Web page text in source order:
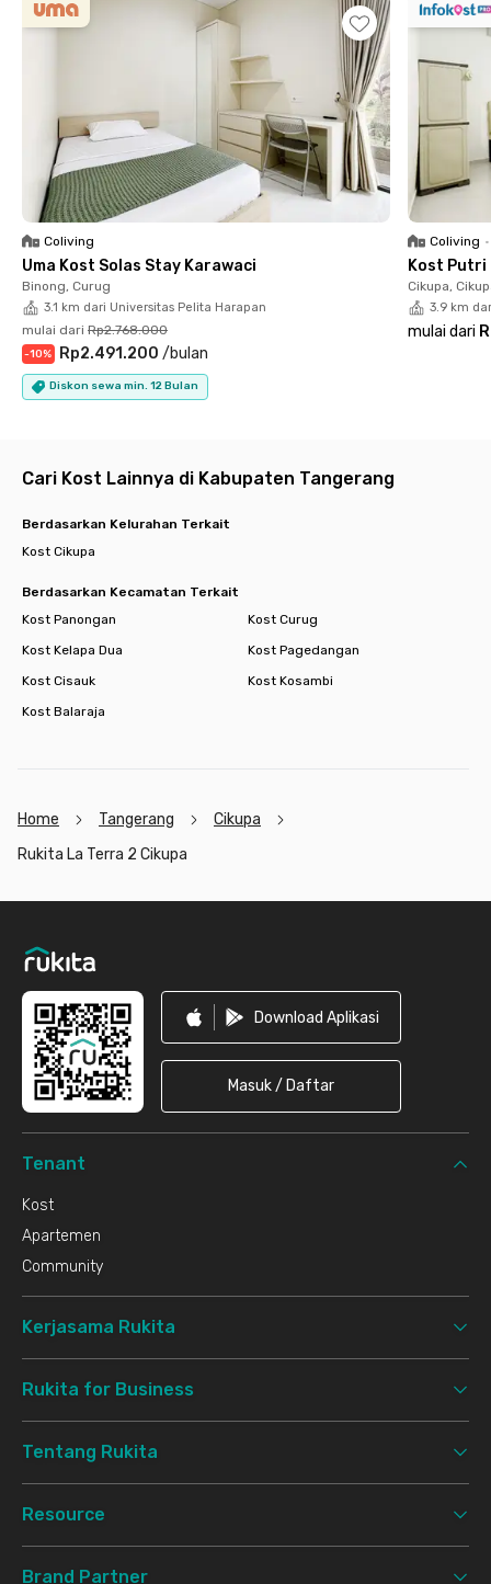
jadi lebih cepat.
Lingkungan sekitar kost eksklusif Tangerang ini tenang karena
berada di area perumahan, membuatmu bisa fokus
beristirahat setelah aktivitas sehari-hari. Setiap kamar di
Rukita La Terra 2 Cikupa dilengkapi jendela dengan
pemandangan luar atau dalam, AC, serta kamar mandi pribadi
dengan shower, wastafel, dan water heater.
Fasilitas bersama juga sangat lengkap, termasuk dapur,
kitchen set, kulkas, dispenser, hingga area parkir untuk
penghuni yang membawa kendaraan pribadi. Meski harga sewa
belum termasuk listrik, kost Cikupa Tangerang ini tetap
tergolong terjangkau dan nyaman untuk jangka panjang.
Segera booking kamar favoritmu di Rukita La Terra 2 Cikupa
secara online sekarang juga, sebelum unitnya habis!
Coliving
Uma Kost Solas Stay Karawaci
Binong, Curug
3.1 km dari Universitas Pelita Harapan
mulai dari Rp2.768.000
-10% Rp2.491.200 /bulan
Diskon sewa min. 12 Bulan
Coliving •
Kost Putri
Cikupa,
3.9 km
mulai dari
Cari Kost Lainnya di Kabupaten Tangerang
Berdasarkan Kelurahan Terkait
Kost Cikupa
Berdasarkan Kecamatan Terkait
Kost Panongan
Kost Curug
Kost Kelapa Dua
Kost Pagedangan
Kost Cisauk
Kost Kosambi
Kost Balaraja
Home Tangerang
Cikupa
Rukita La Terra 2 Cikupa
Download Aplikasi
Masuk / Daftar
Tenant
Kost
Apartemen
Community
Kerjasama Rukita
Rukita for Business
Tentang Rukita
Resource
Brand Partner